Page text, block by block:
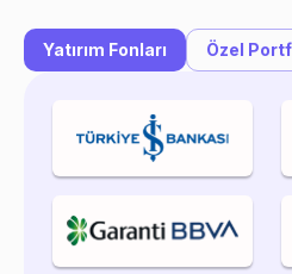
Yatırım Fonları Özel